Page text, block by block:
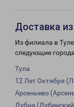
Доставка
Из филиала в
следующие
Тула
12 Лет Октября
Арсеньево
Дубна